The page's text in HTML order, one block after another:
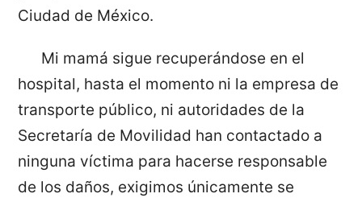
Ciudad de México.
Mi mamá sigue recuperándose en el
hospital, hasta el momento ni la empresa de
transporte público, ni autoridades de la
Secretaría de Movilidad han contactado a
ninguna víctima para hacerse responsable
de los daños, exigimos únicamente se